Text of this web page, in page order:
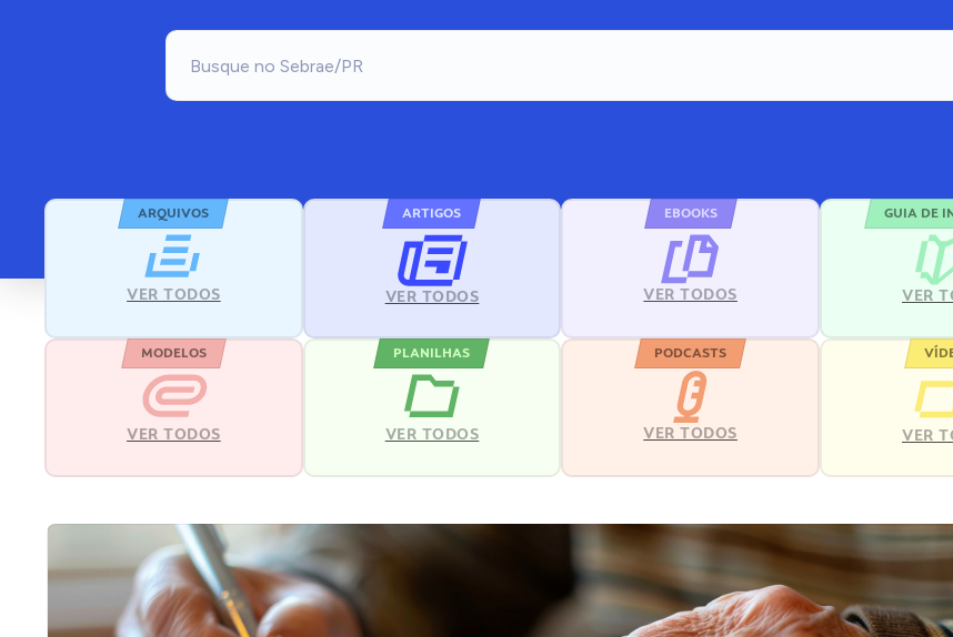
ARQUIVOS
VER TODOS
ARTIGOS
VER TODOS
EBOOKS
VER TODOS
GUIA DE
VER
MODELOS
VER TODOS
PLANILHAS
VER TODOS
PODCASTS
VER TODOS VER